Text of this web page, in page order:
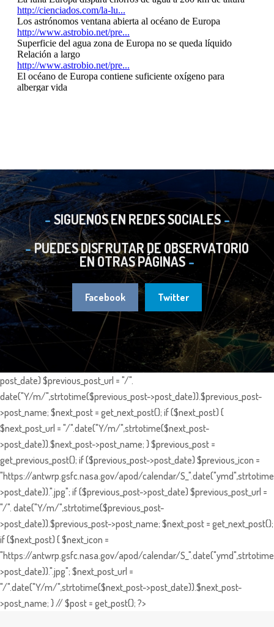
SIGUENOS EN REDES SOCIALES
PUEDES DISFRUTAR DE OBSERVATORIO
EN OTRAS PÁGINAS
Facebook Twitter
post_date) $previous_post_url = "/".
date("Y/m/",strtotime($previous_post->post_date)).$previous_post-
>post_name; $next_post = get_next_post(); if ($next_post) {
$next_post_url = "/".date("Y/m/",strtotime($next_post-
>post_date)).$next_post->post_name; } $previous_post =
get_previous_post(); if ($previous_post->post_date) $previous_icon =
"https://antwrp.gsfc.nasa.gov/apod/calendar/
>post_date)).".jpg"; if ($previous_post->post_date) $previous_post_url =
"/". date("Y/m/",strtotime($previous_post-
>post_date)).$previous_post->post_name; $next_post = get_next_post();
if ($next_post) { $next_icon =
"https://antwrp.gsfc.nasa.gov/apod/calendar/
>post_date)).".jpg"; $next_post_url =
"/".date("Y/m/",strtotime($next_post->post_date)).$next_post-
>post_name; } // $post = get_post(); ?>